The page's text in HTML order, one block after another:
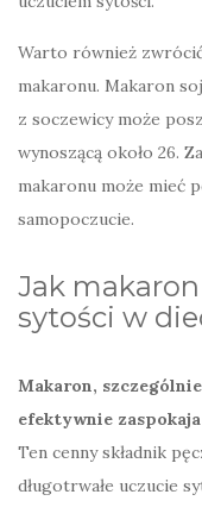
Warto również
makaronu. Makaron
z soczewicy może
wynoszącą około 26.
makaronu może mieć
samopoczucie.
Jak
sytości w
Makaron,
efektywnie
Ten cenny składnik
długotrwałe uczucie